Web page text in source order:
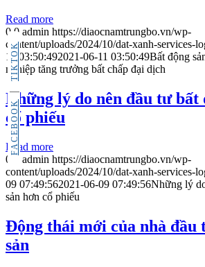
FACEBOOK
TIKTOK
Read more
0 0 admin https://diaocnamtrungbo.vn/wp-
content/uploads/2024/10/dat-xanh-services-
11 03:50:492021-06-11 03:50:49Bất động
nghiệp tăng trưởng bất chấp đại dịch
Những lý do nên đầu tư bất
cổ phiếu
Read more
0
0 admin https://diaocnamtrungbo.vn/wp-
content/uploads/2024/10/dat-xanh-services-
09 07:49:562021-06-09 07:49:56Những lý
sản hơn cổ phiếu
Động thái mới của nhà đầu
sản